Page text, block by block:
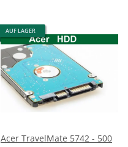
AUF LAGER
Acer TravelMate 5742 - 500